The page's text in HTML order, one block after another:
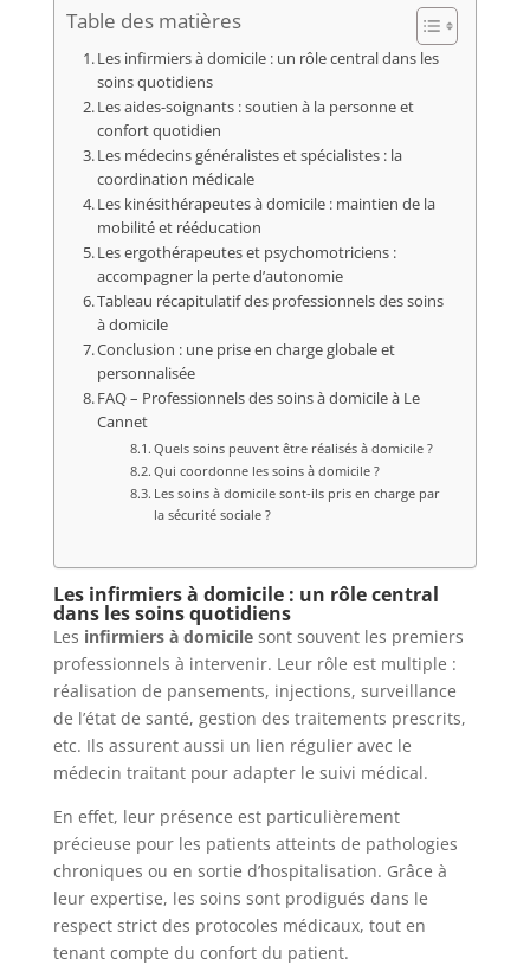
Table des matières
Les infirmiers à domicile : un rôle central dans les
soins quotidiens
Les aides-soignants : soutien à la personne et
confort quotidien
Les médecins généralistes et spécialistes : la
coordination médicale
Les kinésithérapeutes à domicile : maintien de la
mobilité et rééducation
Les ergothérapeutes et psychomotriciens :
accompagner la perte d’autonomie
Tableau récapitulatif des professionnels des soins
à domicile
Conclusion : une prise en charge globale et
personnalisée
FAQ – Professionnels des soins à domicile à Le
Cannet
Quels soins peuvent être réalisés à domicile ?
Qui coordonne les soins à domicile ?
Les soins à domicile sont-ils pris en charge par
la sécurité sociale ?
Les infirmiers à domicile : un rôle central
dans les soins quotidiens
Les infirmiers à domicilesont souvent les premiers
professionnels à intervenir. Leur rôle est multiple :
réalisation de pansements, injections, surveillance
de l’état de santé, gestion des traitements prescrits,
etc. Ils assurent aussi un lien régulier avec le
médecin traitant pour adapter le suivi médical.
En effet, leur présence est particulièrement
précieuse pour les patients atteints de pathologies
chroniques ou en sortie d’hospitalisation. Grâce à
leur expertise, les soins sont prodigués dans le
respect strict des protocoles médicaux, tout en
tenant compte du confort du patient.